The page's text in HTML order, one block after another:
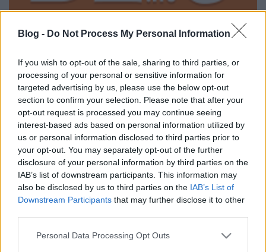
Blog - Do Not Process My Personal Information
If you wish to opt-out of the sale, sharing to third parties, or
processing of your personal or sensitive information for
targeted advertising by us, please use the below opt-out
section to confirm your selection. Please note that after your
opt-out request is processed you may continue seeing
interest-based ads based on personal information utilized by
us or personal information disclosed to third parties prior to
your opt-out. You may separately opt-out of the further
disclosure of your personal information by third parties on the
IAB’s list of downstream participants. This information may
also be disclosed by us to third parties on the IAB’s List of
Downstream Participants that may further disclose it to other
Please note that this website/app uses one or more Google
Personal Data Processing Opt Outs
Hacktivity Wargame - BettyLove
megoldás
buherator •2011. október 14.
Ígéretemhez híven íme az első megoldás videó:
Néhány extra tipp/trükk/kulisszatitok:Ez a műfaj
alapvetően a kreativitásról szól, de azért néha nem
árt, ha észben tartod, mi mindenről olvastál az
elmúlt években ;)Az SSH szerver azért olyan dög
lassú, mert több száz…
iCTF
buherator•2011. május 06.